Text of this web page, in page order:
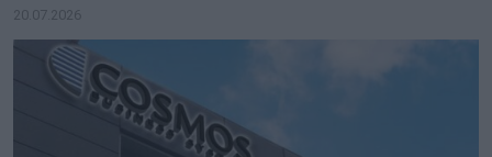
20.07.2026